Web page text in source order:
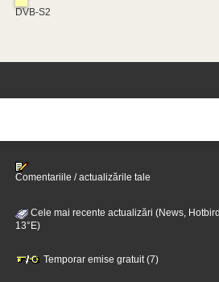
DVB-S2
Comentariile / actualizările tale
Cele mai recente actualizări (News, Hotbird
13°E)
Temporar emise gratuit (7)